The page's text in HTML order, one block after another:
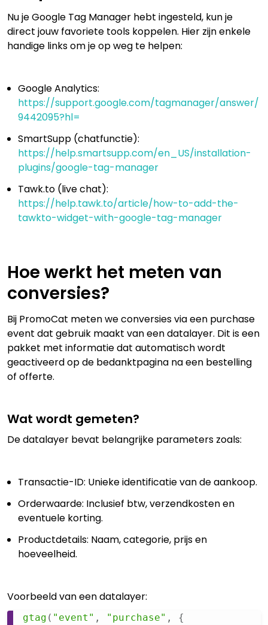
Nu je Google Tag Manager hebt ingesteld, kun je
direct jouw favoriete tools koppelen. Hier zijn enkele
handige links om je op weg te helpen:
Google Analytics:
https://support.google.com/tagmanager/answer/
9442095?hl=
SmartSupp (chatfunctie):
https://help.smartsupp.com/en_US/installation-
plugins/google-tag-manager
Tawk.to (live chat):
https://help.tawk.to/article/how-to-add-the-
tawkto-widget-with-google-tag-manager
Hoe werkt het meten van
conversies?
Bij PromoCat meten we conversies via een purchase
event dat gebruik maakt van een datalayer. Dit is een
pakket met informatie dat automatisch wordt
geactiveerd op de bedanktpagina na een bestelling
of offerte.
Wat wordt gemeten?
De datalayer bevat belangrijke parameters zoals:
Transactie-ID: Unieke identificatie van de aankoop.
Orderwaarde: Inclusief btw, verzendkosten en
eventuele korting.
Productdetails: Naam, categorie, prijs en
hoeveelheid.
Voorbeeld van een datalayer:
gtag ( "event" , "purchase" ,
{